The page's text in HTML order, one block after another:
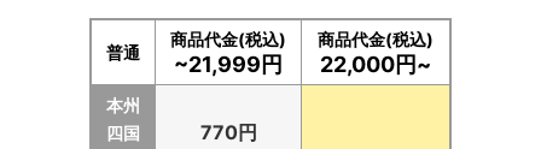
普通
商品代金(税込)
~21,999円
商品代金(税込)
22,000円~
本州
四国
770円